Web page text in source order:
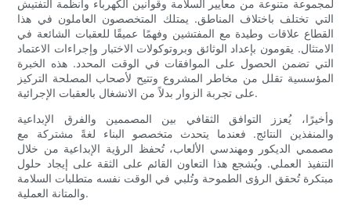
لمجموعة متنوعة من معايير السلامة وقوانين الكهرباء وأنظمة التفتيش
التي تختلف باختلاف المناطق. يمتلك المتخصصون العاملون في هذا
القطاع علاقات وطيدة مع المفتشين وفهمًا عميقًا للعقبات الشائعة في
الامتثال. يقومون بإعداد الوثائق وبروتوكولات الاختبار وإجراءات الاعتماد
التي تضمن الحصول على الموافقات في الوقت المحدد. هذه الخبرة
المؤسسية تقلل من مخاطر المشروع وتتيح لأصحاب المصلحة التركيز
على تجربة الزوار بدلاً من الانشغال بالعقبات الإجرائية.
وأخيرًا، يُعزز التوافق الثقافي بين المصممين والفرق الإبداعية
والمنفذين النتائج. فعندما يتحدث متخصصو البناء لغةً مشتركة مع
مصممي الديكور ومهندسي الألعاب، تُحفظ الرؤية الإبداعية من خلال
التنفيذ العملي. ويُشجع هذا التعاون القائم على الثقة على إيجاد حلول
مبتكرة تُحقق الرؤى الطموحة وتُلبي في الوقت نفسه متطلبات السلامة
والمتانة العملية.